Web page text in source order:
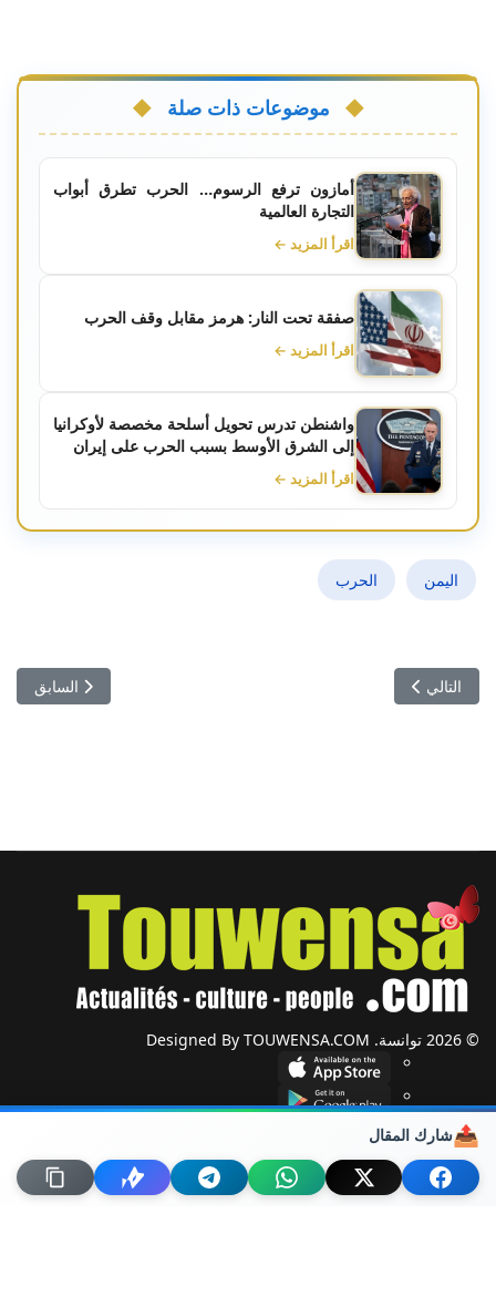
موضوعات ذات صلة
أمازون ترفع الرسوم… الحرب تطرق أبواب
التجارة العالمية
اقرأ المزيد ←
صفقة تحت النار: هرمز مقابل وقف الحرب
اقرأ المزيد ←
واشنطن تدرس تحويل أسلحة مخصصة لأوكرانيا
إلى الشرق الأوسط بسبب الحرب على إيران
اقرأ المزيد ←
اليمن الحرب
المقال
السابق
المقال التالي: نبيل القروي ورقة لم تُفد الجزائر للتقرب من قيس سعيد
التالي
📤شارك المقال
© 2026 توانسة. Designed By TOUWENSA.COM
شؤون دولية أحزاب وجمعيات
حول توانسة